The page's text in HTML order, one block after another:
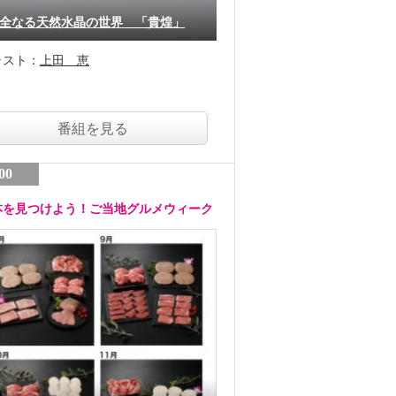
なる天然水晶の世界 「貴煌」
ト： 上田 恵
番組を見る
を見つけよう！ご当地グルメウィーク